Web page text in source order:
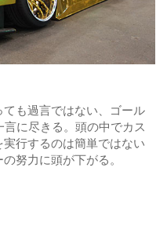
も過言ではない、ゴール
言に尽きる。頭の中でカス
行するのは簡単ではない
努力に頭が下がる。